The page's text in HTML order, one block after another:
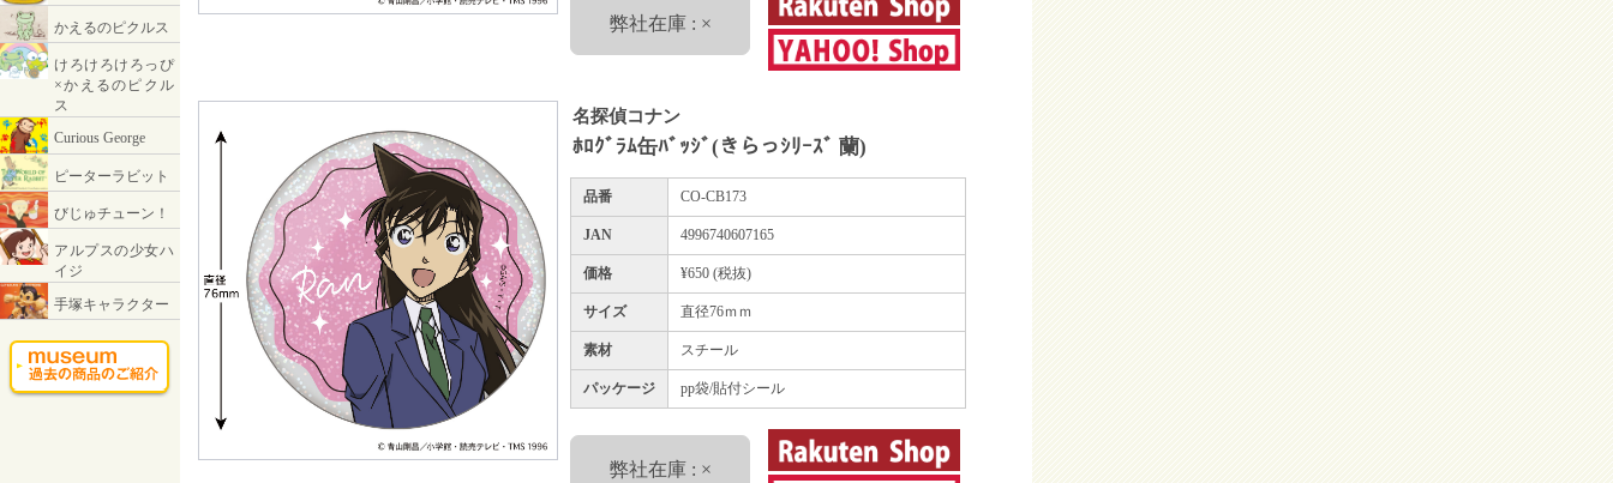
弊社在庫 : ×
名探偵コナン
ﾎﾛｸﾞﾗﾑ缶ﾊﾞｯｼﾞ(きらっｼﾘｰｽﾞ 蘭)
品番 CO-CB173
JAN 4996740607165
価格 ¥650 (税抜)
サイズ 直径76ｍｍ
素材 スチール
パッケージ pp袋/貼付シール
弊社在庫 : ×